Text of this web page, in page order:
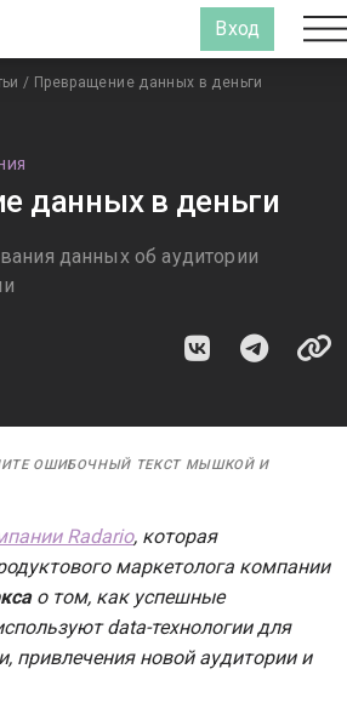
Вход
/ Превращение данных в деньги
данных в деньги
данных об аудитории
ОШИБОЧНЫЙ ТЕКСТ МЫШКОЙ И
Radario, которая
маркетолога компании
о том, как успешные
data-технологии для
привлечения новой аудитории и